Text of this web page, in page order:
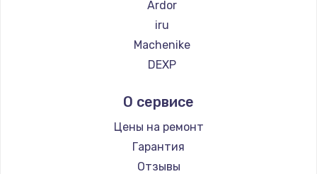
Замена электроконфорки
1300 руб.
Заказать
Техобслуживание
900 руб.
Заказать
Ardor
iru
Machenike
DEXP
Intel
Beelink
CHUWI
О сервисе
Цены на ремонт
Гарантия
Отзывы